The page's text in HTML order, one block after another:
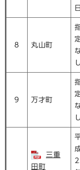
日
8 丸山町
9 万才町
三重
田町